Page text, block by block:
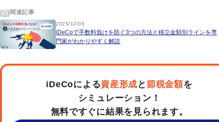
関連記事
2025/12/05
iDeCoで手数料負けを防ぐ3つの方法と積立金額別ラインを専
門家がわかりやすく解説
iDeCoによる資産形成 と 節税金額を
シミュレーション！
無料ですぐに結果を見られます。